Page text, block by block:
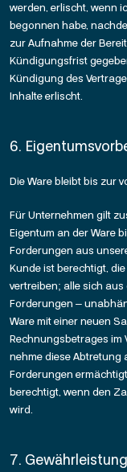
werden, erlischt, wenn
begonnen habe,
zur Aufnahme der
Kündigungsfrist
Kündigung des
Inhalte erlischt.
6.
Die Ware bleibt bis zur
Für Unternehmen gilt
Eigentum an der Ware
Forderungen aus
Kunde ist berechtigt,
vertreiben; alle sich
Forderungen –
Ware mit einer neuen
Rechnungsbetrages im
nehme diese Abtretung
Forderungen
berechtigt, wenn den
wird.
7.